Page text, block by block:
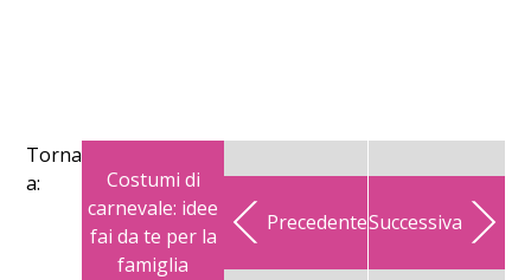
Torna
a:
Costumi di
carnevale: idee
fai da te per la
famiglia
PrecedenteSuccessiva